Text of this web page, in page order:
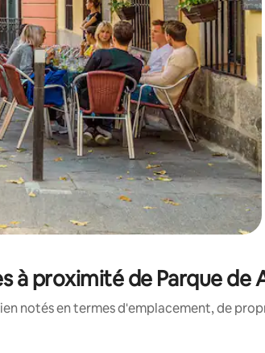
à proximité de Parque de
notés en termes d'emplacement, de